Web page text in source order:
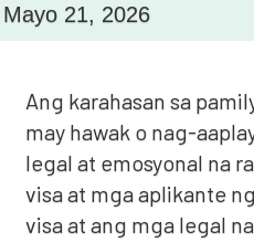
Mayo 21, 2026
Ang karahasan sa
may hawak o nag-
legal at emosyonal na
visa at mga aplikante
visa at ang mga legal